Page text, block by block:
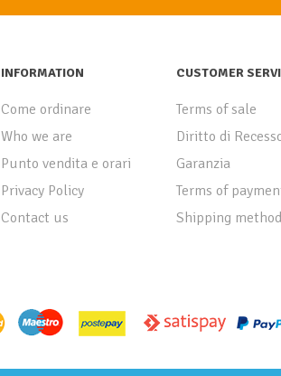
INFORMATION
Come ordinare
Who we are
Punto vendita e orari
Privacy Policy
Contact us
CUSTOMER
Terms of sale
Diritto di
Garanzia
Terms of
Shipping